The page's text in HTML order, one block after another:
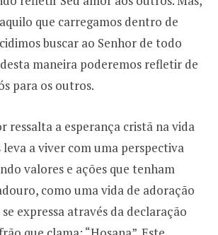
que carregamos dentro de
buscar ao Senhor de todo
maneira poderemos refletir de
para os outros.
ressalta a esperança cristã na vida
leva a viver com uma perspectiva
valores e ações que tenham
como uma vida de adoração
expressa através da declaração